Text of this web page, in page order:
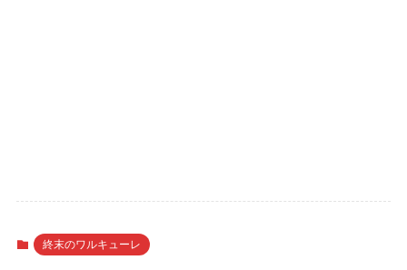
終末のワルキューレ